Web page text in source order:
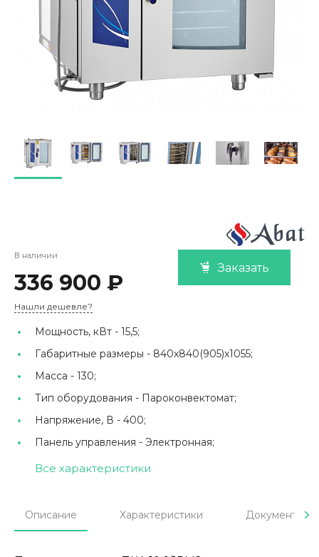
В наличии
336 900 ₽
Заказать
Нашли дешевле?
Мощность, кВт - 15,5;
Габаритные размеры - 840х840(905)х1055;
Масса - 130;
Тип оборудования - Пароконвектомат;
Напряжение, В - 400;
Панель управления - Электронная;
Все характеристики
Описание Характеристики Документы